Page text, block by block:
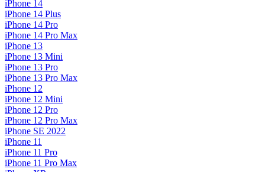
iPhone 14
iPhone 14 Plus
iPhone 14 Pro
iPhone 14 Pro Max
iPhone 13
iPhone 13 Mini
iPhone 13 Pro
iPhone 13 Pro Max
iPhone 12
iPhone 12 Mini
iPhone 12 Pro
iPhone 12 Pro Max
iPhone SE 2022
iPhone 11
iPhone 11 Pro
iPhone 11 Pro Max